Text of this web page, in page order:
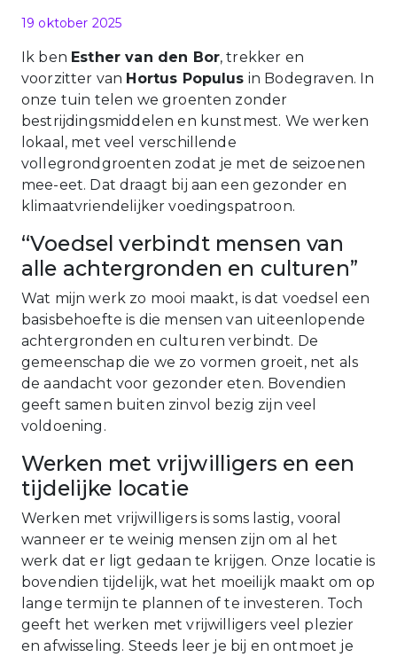
Gepubliceerd op
19 oktober 2025
Ik ben Esther van den Bor, trekker en
voorzitter van Hortus Populus in Bodegraven. In
onze tuin telen we groenten zonder
bestrijdingsmiddelen en kunstmest. We werken
lokaal, met veel verschillende
vollegrondgroenten zodat je met de seizoenen
mee-eet. Dat draagt bij aan een gezonder en
klimaatvriendelijker voedingspatroon.
“Voedsel verbindt mensen van
alle achtergronden en culturen”
Wat mijn werk zo mooi maakt, is dat voedsel een
basisbehoefte is die mensen van uiteenlopende
achtergronden en culturen verbindt. De
gemeenschap die we zo vormen groeit, net als
de aandacht voor gezonder eten. Bovendien
geeft samen buiten zinvol bezig zijn veel
voldoening.
Werken met vrijwilligers en een
tijdelijke locatie
Werken met vrijwilligers is soms lastig, vooral
wanneer er te weinig mensen zijn om al het
werk dat er ligt gedaan te krijgen. Onze locatie is
bovendien tijdelijk, wat het moeilijk maakt om op
lange termijn te plannen of te investeren. Toch
geeft het werken met vrijwilligers veel plezier
en afwisseling. Steeds leer je bij en ontmoet je